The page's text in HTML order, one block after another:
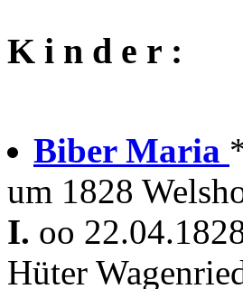
K i n d e r :
Biber Maria
um 1828
I. oo
Hüter